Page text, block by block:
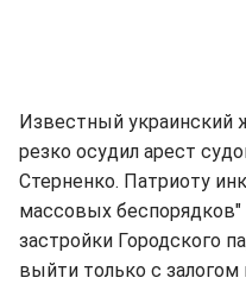
Известный украинский
резко осудил арест
Стерненко. Патриоту
массовых
застройки Городского
выйти только с